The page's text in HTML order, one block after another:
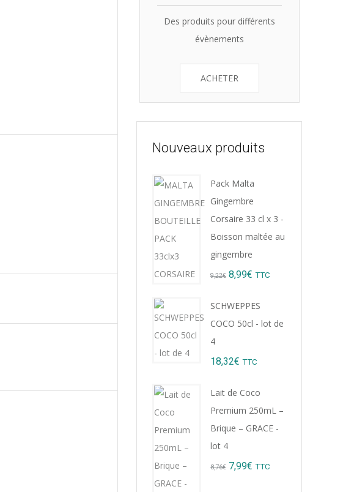
Des produits pour différents
évènements
ACHETER
Nouveaux produits
Pack Malta
Gingembre
Corsaire 33 cl x 3 -
Boisson maltée au
gingembre
9,22€ Original
8,99€ Current
TTC
SCHWEPPES
COCO 50cl - lot de
4
18,32€ TTC
Lait de Coco
Premium 250mL –
Brique – GRACE -
lot 4
8,76€ Original
7,99€ Current
TTC